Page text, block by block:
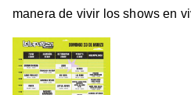
manera de vivir los shows en